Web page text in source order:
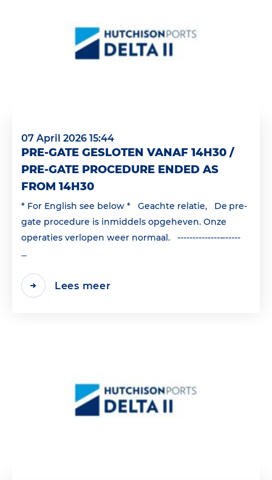
07 April 2026 15:44
PRE-GATE GESLOTEN VANAF 14H30 /
PRE-GATE PROCEDURE ENDED AS
FROM 14H30
* For English see below * Geachte relatie, De pre-
gate procedure is inmiddels opgeheven. Onze
operaties verlopen weer normaal. ---------------------
...
Lees meer